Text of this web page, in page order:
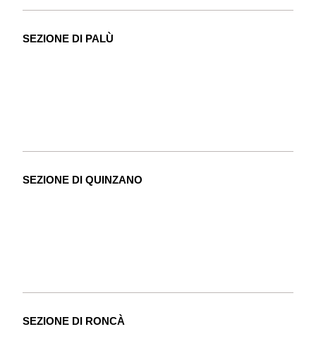
SEZIONE DI PALÙ
SEZIONE DI QUINZANO
SEZIONE DI RONCÀ